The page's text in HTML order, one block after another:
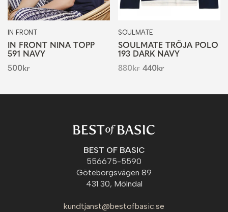
IN FRONT
IN FRONT NINA TOPP
591 NAVY
500kr
SOULMATE
SOULMATE TRÖJA POLO
193 DARK NAVY
880kr 440kr
BEST OF BASIC
556675-5590
Göteborgsvägen 89
431 30, Mölndal
kundtjanst@bestofbasic.se